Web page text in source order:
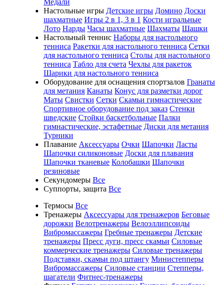
Медали
Настольные игры Детские игры Домино Доски
шахматные Игры 2 в 1, 3 в 1 Кости игральные
Лото Нарды Часы шахматные Шахматы Шашки
Настольный теннис Наборы для настольного
тенниса Ракетки для настольного тенниса Сетки
для настольного тенниса Столы для настольного
тенниса Табло для счета Чехлы для ракеток
Шарики для настольного тенниса
Оборудование для оснащения спортзалов Гранаты
для метания Канаты Конус для разметки дорог
Маты Свистки Сетки Скамьи гимнастические
Спортивное оборудование под заказ Стенки
шведские Стойки баскетбольные Палки
гимнастические, эстафетные Диски для метания
Турники
Плавание Аксессуары Очки Шапочки Ласты
Шапочки силиконовые Доски для плавания
Шапочки тканевые Колобашки Шапочки
резиновые
Секундомеры Все
Суппорты, защита Все
Термосы Все
Тренажеры Аксессуары для тренажеров Беговые
дорожки Велотренажеры Велоэллипсоиды
Вибромассажеры Гребные тренажеры Детские
тренажеры Пресс дуги, пресс скамьи Силовые
коммерческие тренажеры Силовые тренажеры
Подставки, скамьи под штангу Министепперы
Вибромассажеры Силовые станции Степперы,
шагатели Фитнес-тренажеры